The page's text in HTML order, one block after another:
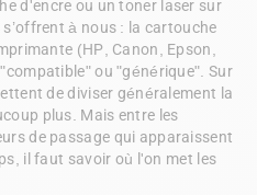
d'encre ou un toner laser sur
à nous : la cartouche
(HP, Canon, Epson,
ou "générique". Sur
de diviser généralement la
plus. Mais entre les
de passage qui apparaissent
il faut savoir où l'on met les